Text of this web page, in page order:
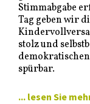
Stimmabgabe
Tag geben wir
stolz und
spürbar.
... lesen Sie